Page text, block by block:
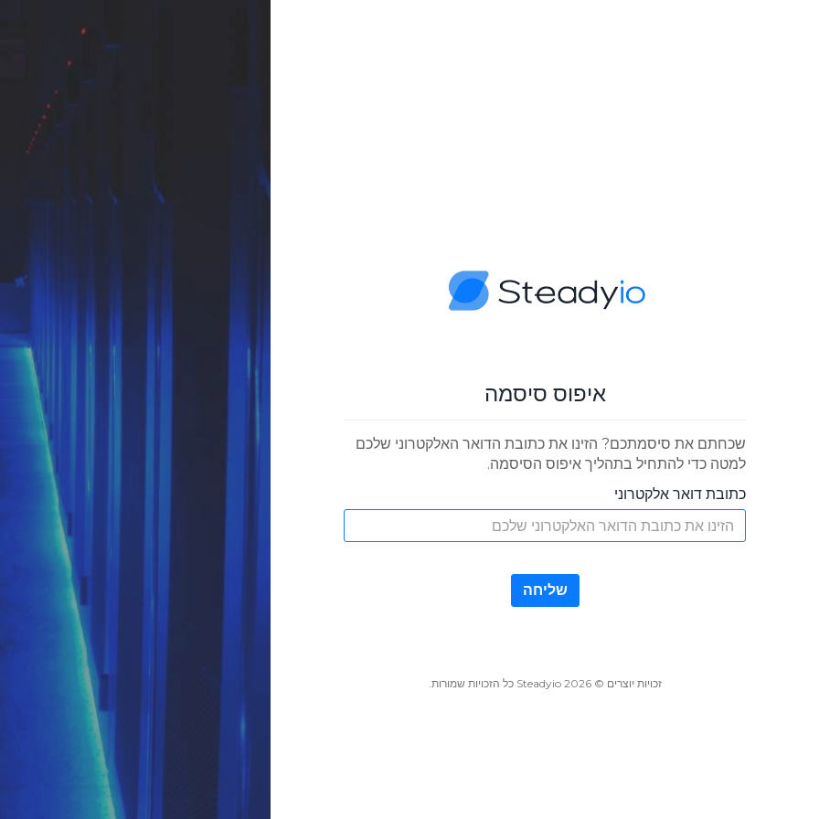
איפוס סיסמה
שכחתם את סיסמתכם? הזינו את כתובת הדואר האלקטרוני שלכם
למטה כדי להתחיל בתהליך איפוס הסיסמה.
כתובת דואר אלקטרוני
שליחה
זכויות יוצרים © 2026 Steadyio כל הזכויות שמורות.